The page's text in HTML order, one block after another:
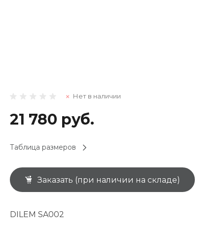
Нет в наличии
21 780 руб.
Таблица размеров
Заказать (при наличии на складе)
DILEM SA002